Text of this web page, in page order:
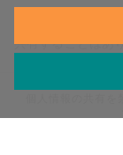
Moxaソリューシ
す。 Moxaではプ
共有することはあ